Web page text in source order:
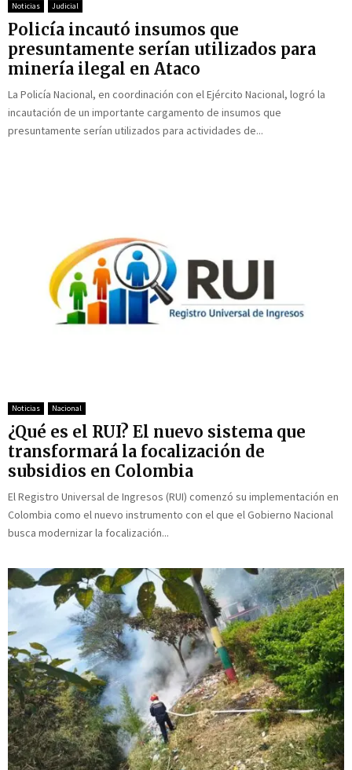
Noticias Judicial
Policía incautó insumos que
presuntamente serían utilizados para
minería ilegal en Ataco
La Policía Nacional, en coordinación con el Ejército Nacional, logró la
incautación de un importante cargamento de insumos que
presuntamente serían utilizados para actividades de...
Noticias Nacional
¿Qué es el RUI? El nuevo sistema que
transformará la focalización de
subsidios en Colombia
El Registro Universal de Ingresos (RUI) comenzó su implementación en
Colombia como el nuevo instrumento con el que el Gobierno Nacional
busca modernizar la focalización...